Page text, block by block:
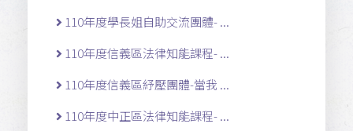
110年度學長姐自助交流團體- ...
110年度信義區法律知能課程- ...
110年度信義區紓壓團體-當我 ...
110年度中正區法律知能課程- ...